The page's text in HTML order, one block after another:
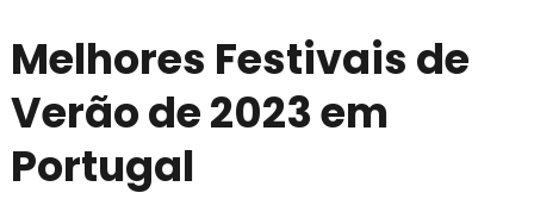
Melhores Festivais de
Verão de 2023 em
Portugal